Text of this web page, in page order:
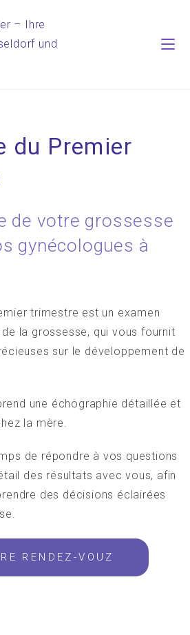
du Premier
de votre grossesse
gynécologues à
trimestre est un examen
la grossesse, qui vous fournit
sur le développement de
une échographie détaillée et
la mère.
de répondre à vos questions
des résultats avec vous, afin
des décisions éclairées
RENDEZ-VOUZ